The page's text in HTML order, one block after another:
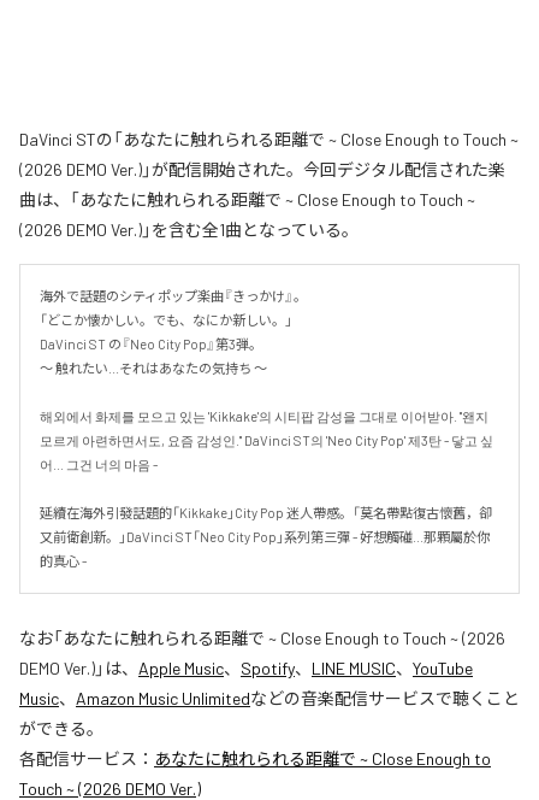
DaVinci STの「あなたに触れられる距離で ~ Close Enough to Touch ~
(2026 DEMO Ver.)」が配信開始された。今回デジタル配信された楽
曲は、「あなたに触れられる距離で ~ Close Enough to Touch ~
(2026 DEMO Ver.)」を含む全1曲となっている。
海外で話題のシティポップ楽曲『きっかけ』。
「どこか懐かしい。でも、なにか新しい。」
DaVinci ST の『Neo City Pop』第3弾。
〜 触れたい...それはあなたの気持ち 〜
해외에서 화제를 모으고 있는 'Kikkake'의 시티팝 감성을 그대로 이어받아. "왠지
모르게 아련하면서도, 요즘 감성인." DaVinci ST의 'Neo City Pop' 제3탄 - 닿고 싶
어... 그건 너의 마음 -
延續在海外引發話題的「Kikkake」City Pop 迷人帶感。「莫名帶點復古懷舊，卻
又前衛創新。」DaVinci ST「Neo City Pop」系列第三彈 - 好想觸碰...那顆屬於你
的真心 -
なお「あなたに触れられる距離で ~ Close Enough to Touch ~ (2026
DEMO Ver.)」は、 Apple Music、 Spotify、 LINE MUSIC、 YouTube
Music、 Amazon Music Unlimitedなどの音楽配信サービスで聴くこと
ができる。
各配信サービス： あなたに触れられる距離で ~ Close Enough to
Touch ~ (2026 DEMO Ver.)